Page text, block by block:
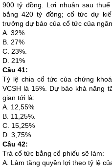
900 tỷ đồng. Lợi nhuận sau
bằng 420 tỷ đồng; cổ tức dự
trưởng dự báo của cổ tức của
A. 32%
B. 27%
C. 23%.
D. 21%
Câu 41:
Tỷ lệ chia cổ tức của chứng
VCSH là 15%. Dự báo khả năng
gian tới là:
A. 12,55%
B. 11,25%.
C. 15,25%
D. 3,75%
Câu 42:
Trả cổ tức bằng cổ phiếu sẽ làm:
A. Làm tăng quyền lợi theo tỷ lệ